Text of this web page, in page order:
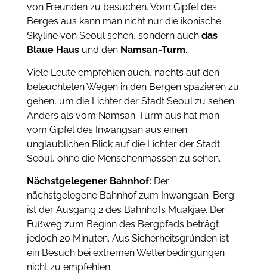
von Freunden zu besuchen. Vom Gipfel des
Berges aus kann man nicht nur die ikonische
Skyline von Seoul sehen, sondern auch das
Blaue Hausund den Namsan-Turm.
Viele Leute empfehlen auch, nachts auf den
beleuchteten Wegen in den Bergen spazieren zu
gehen, um die Lichter der Stadt Seoul zu sehen.
Anders als vom Namsan-Turm aus hat man
vom Gipfel des Inwangsan aus einen
unglaublichen Blick auf die Lichter der Stadt
Seoul, ohne die Menschenmassen zu sehen.
Nächstgelegener Bahnhof: Der
nächstgelegene Bahnhof zum Inwangsan-Berg
ist der Ausgang 2 des Bahnhofs Muakjae. Der
Fußweg zum Beginn des Bergpfads beträgt
jedoch 20 Minuten. Aus Sicherheitsgründen ist
ein Besuch bei extremen Wetterbedingungen
nicht zu empfehlen.